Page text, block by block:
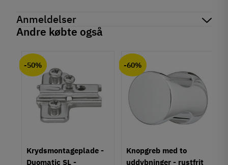
Produktinformation
Zinklegering
Overflade
Antik
Brugt look
Forniklet
Hulafstand
128 mm
Metalfarvet
Anmeldelser
Andre købte også
-50%
Krydsmontageplade -
Duomatic SL -
-60%
Knopgreb med to
uddybninger - rustfrit